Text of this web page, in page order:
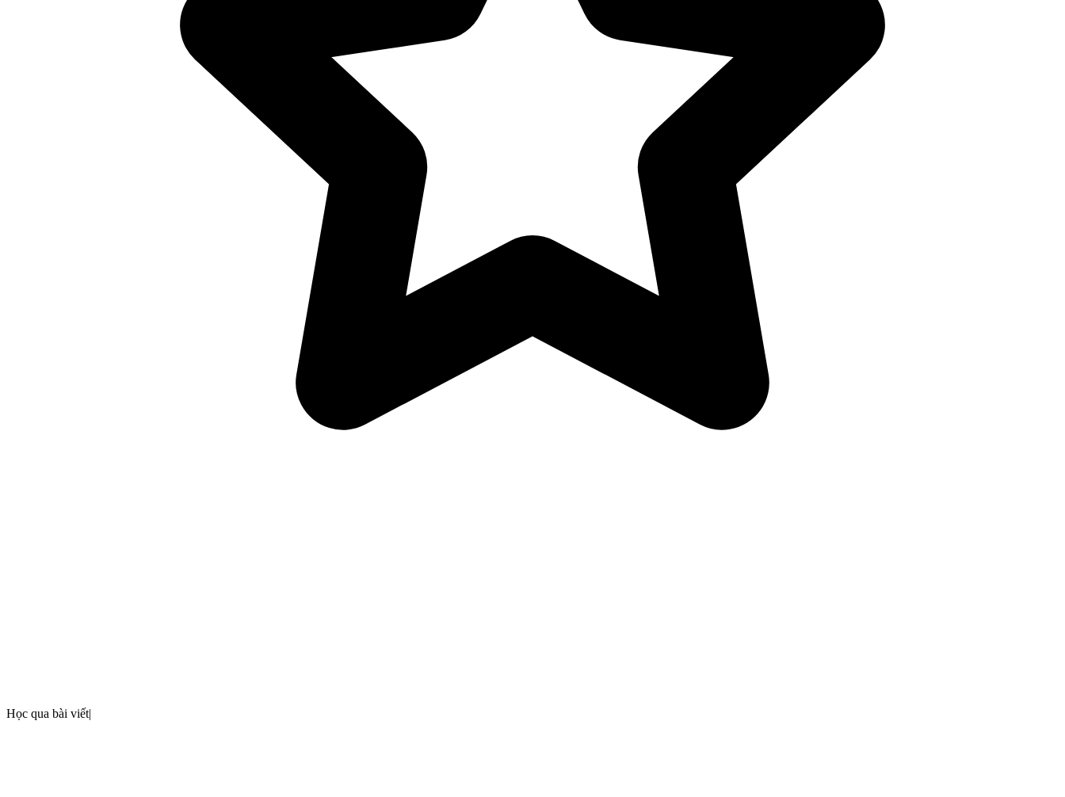
Học qua bài viết|